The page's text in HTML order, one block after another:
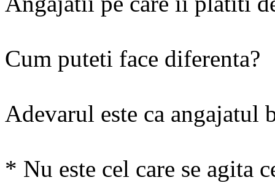
Cum puteti face diferenta?
Adevarul este ca angajatul
* Nu este cel care se agita